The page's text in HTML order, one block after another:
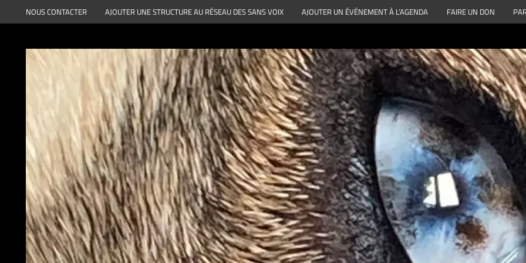
au
NOUS CONTACTER AJOUTER UNE STRUCTURE AU RÉSEAU DES SANS VOIX AJOUTER UN ÉVÉNEMENT À L’AGENDA FAIRE UN DON